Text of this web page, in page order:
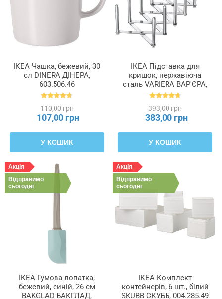
ІКЕА Чашка, бежевий, 30
сл DINERA ДІНЕРА,
603.506.46
110,00 грн
107,00 грн
У КОШИК
ІКЕА Підставка для
кришок, нержавіюча
сталь VARIERA ВАР'ЄРА,
701.548.00
393,00 грн
383,00 грн
У КОШИК
Акція
Відправимо
сьогодні
ІКЕА Гумова лопатка,
бежевий, синій, 26 см
BAKGLAD БАКГЛАД,
Акція
Відправимо
сьогодні
ІКЕА Комплект
контейнерів, 6 шт., білий
SKUBB СКУББ, 004.285.49